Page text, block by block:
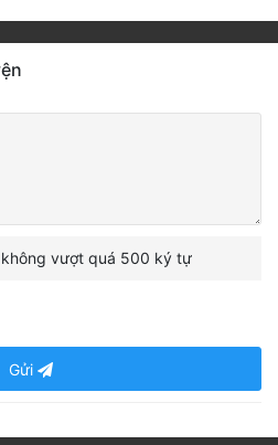
vượt quá 500 ký tự
Gửi